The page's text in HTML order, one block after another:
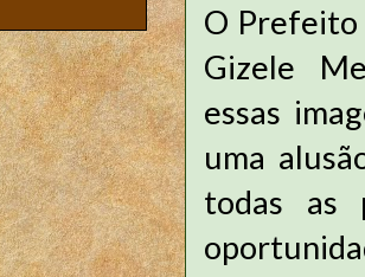
O Prefeito
Gizele
essas
uma
todas as